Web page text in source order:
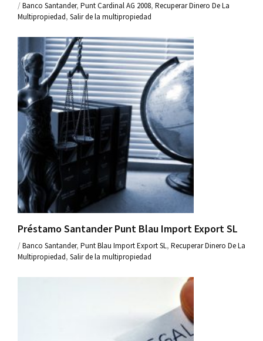
/Banco Santander, Punt Cardinal AG 2008, Recuperar Dinero De La
Multipropiedad, Salir de la multipropiedad
Préstamo Santander Punt Blau Import Export SL
/Banco Santander, Punt Blau Import Export SL, Recuperar Dinero De La
Multipropiedad, Salir de la multipropiedad